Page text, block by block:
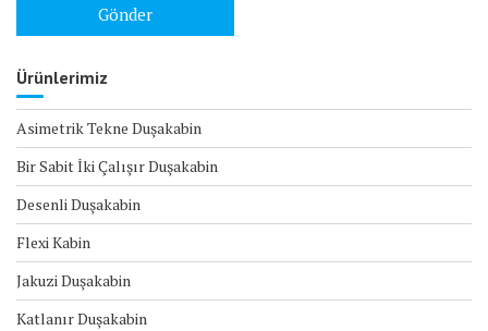
Ürünlerimiz
Asimetrik Tekne Duşakabin
Bir Sabit İki Çalışır Duşakabin
Desenli Duşakabin
Flexi Kabin
Jakuzi Duşakabin
Katlanır Duşakabin